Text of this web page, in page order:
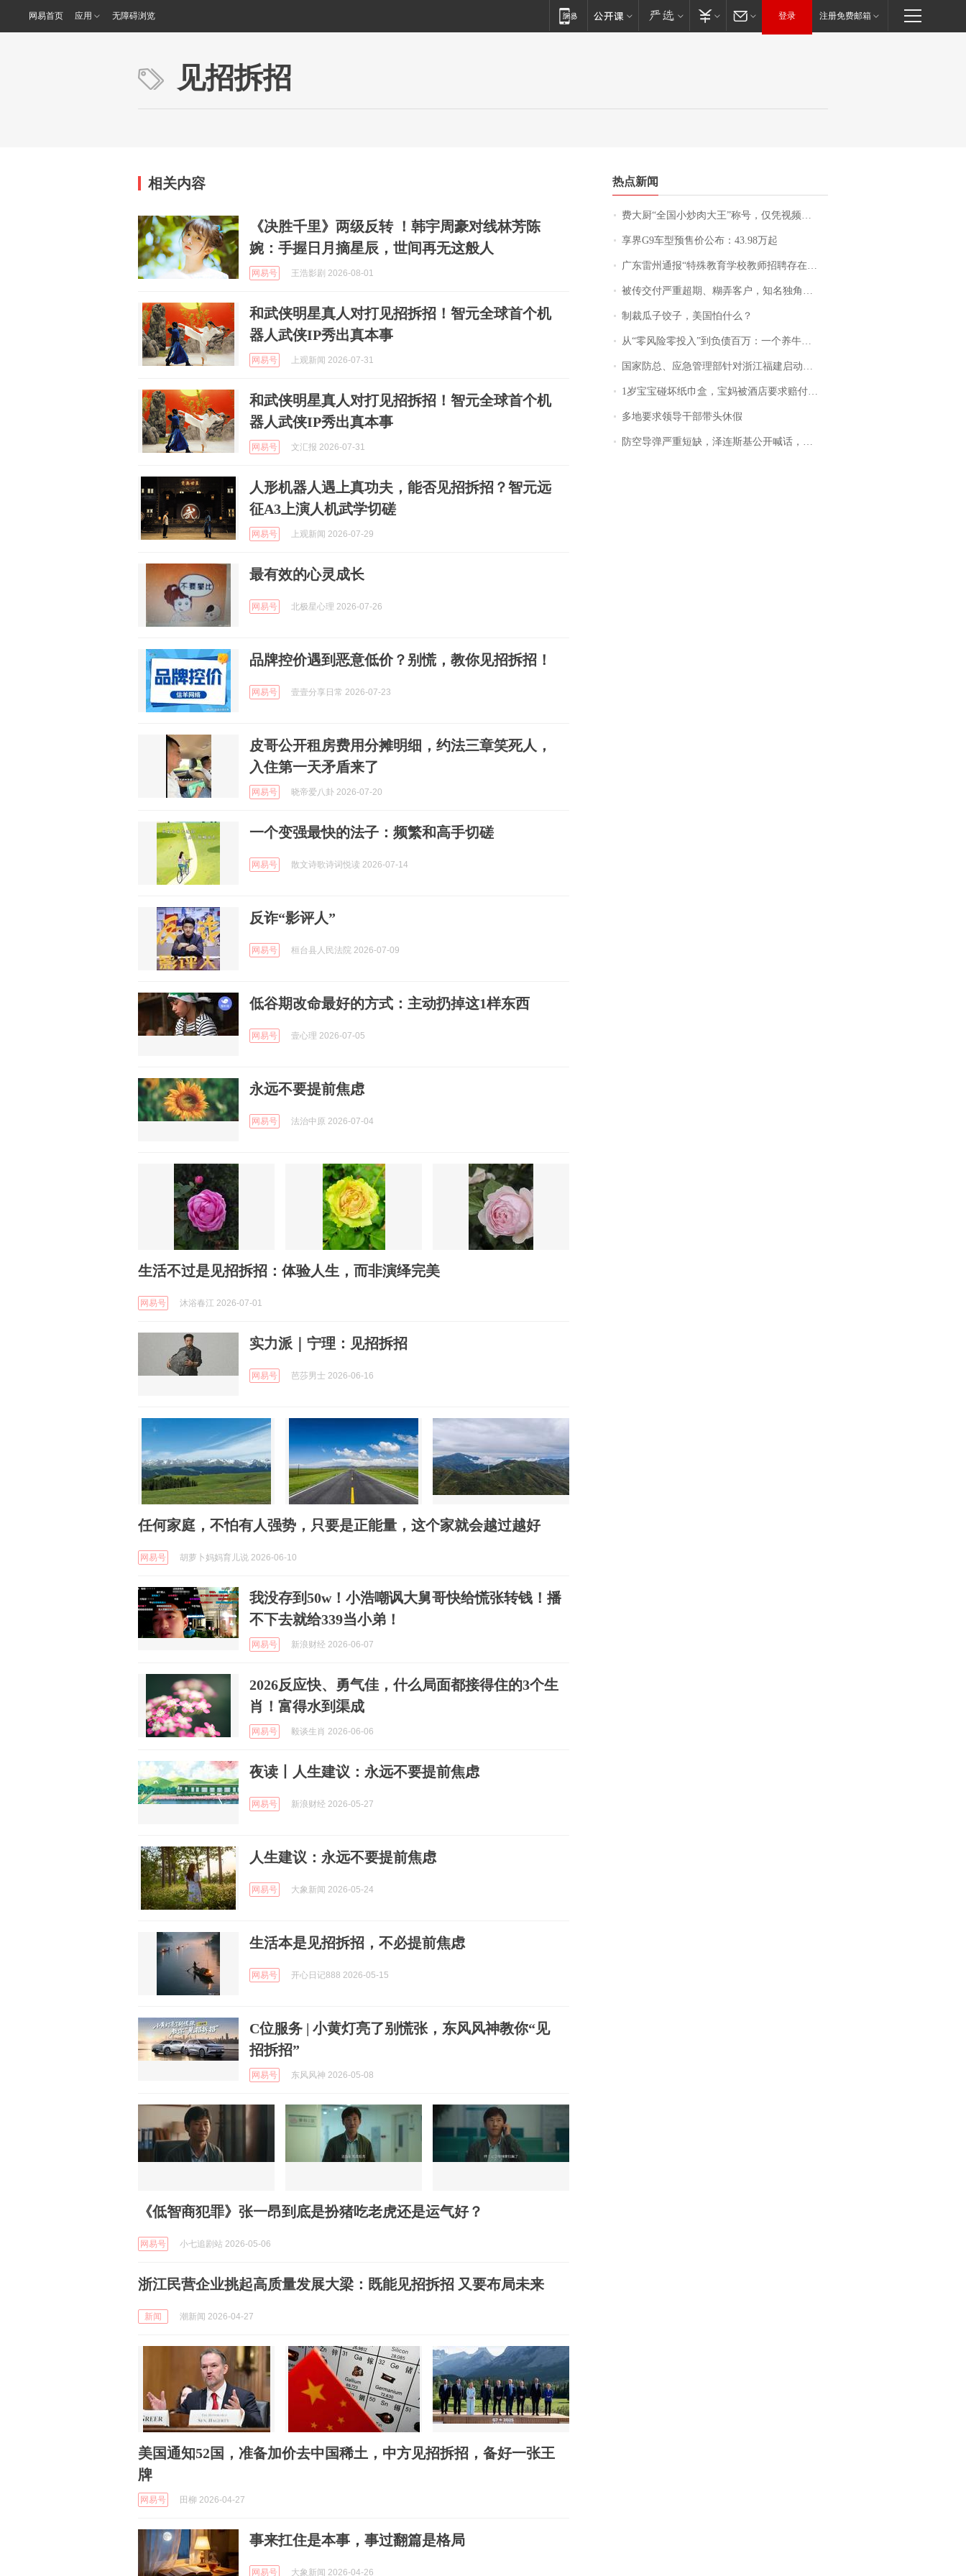
网易首页 应用 无障碍浏览 登录 注册免费邮箱
见招拆招
相关内容
《决胜千里》两级反转 ！韩宇周豪对线林芳陈
婉：手握日月摘星辰，世间再无这般人
网易号 王浩影剧 2026-08-01
和武侠明星真人对打见招拆招！智元全球首个机
器人武侠IP秀出真本事
网易号 上观新闻 2026-07-31
和武侠明星真人对打见招拆招！智元全球首个机
器人武侠IP秀出真本事
网易号 文汇报 2026-07-31
人形机器人遇上真功夫，能否见招拆招？智元远
征A3上演人机武学切磋
网易号 上观新闻 2026-07-29
最有效的心灵成长
网易号 北极星心理 2026-07-26
品牌控价遇到恶意低价？别慌，教你见招拆招！
网易号 壹壹分享日常 2026-07-23
皮哥公开租房费用分摊明细，约法三章笑死人，
入住第一天矛盾来了
网易号 晓帝爱八卦 2026-07-20
一个变强最快的法子：频繁和高手切磋
网易号 散文诗歌诗词悦读 2026-07-14
反诈“影评人”
网易号 桓台县人民法院 2026-07-09
低谷期改命最好的方式：主动扔掉这1样东西
网易号 壹心理 2026-07-05
永远不要提前焦虑
网易号 法治中原 2026-07-04
生活不过是见招拆招：体验人生，而非演绎完美
网易号 沐浴春江 2026-07-01
实力派｜宁理：见招拆招
网易号 芭莎男士 2026-06-16
任何家庭，不怕有人强势，只要是正能量，这个家就会越过越好
网易号 胡萝卜妈妈育儿说 2026-06-10
我没存到50w！小浩嘲讽大舅哥快给慌张转钱！播
不下去就给339当小弟！
网易号 新浪财经 2026-06-07
2026反应快、勇气佳，什么局面都接得住的3个生
肖！富得水到渠成
网易号 毅谈生肖 2026-06-06
夜读丨人生建议：永远不要提前焦虑
网易号 新浪财经 2026-05-27
人生建议：永远不要提前焦虑
网易号 大象新闻 2026-05-24
生活本是见招拆招，不必提前焦虑
网易号 开心日记888 2026-05-15
C位服务 | 小黄灯亮了别慌张，东风风神教你“见
招拆招”
网易号 东风风神 2026-05-08
《低智商犯罪》张一昂到底是扮猪吃老虎还是运气好？
网易号 小七追剧站 2026-05-06
浙江民营企业挑起高质量发展大梁：既能见招拆招 又要布局未来
新闻 潮新闻 2026-04-27
美国通知52国，准备加价去中国稀土，中方见招拆招，备好一张王
牌
网易号 田柳 2026-04-27
事来扛住是本事，事过翻篇是格局
网易号 大象新闻 2026-04-26
热点新闻
费大厨“全国小炒肉大王”称号，仅凭视频评出？中国烹饪协会回应
享界G9车型预售价公布：43.98万起
广东雷州通报“特殊教育学校教师招聘存在违规行为”：已启动问责程序 副校长被停职
被传交付严重超期、糊弄客户，知名独角兽车企创始人回应：都没证据，将依法采取措施，“本人长期与美国交管局保持沟通，对方表示肯定”
制裁瓜子饺子，美国怕什么？
从“零风险零投入”到负债百万：一个养牛项目崩盘后，谁该为农户的贷款买单丨红星调查
国家防总、应急管理部针对浙江福建启动防汛防台风四级应急响应
1岁宝宝碰坏纸巾盒，宝妈被酒店要求赔付924元！三亚一酒店回复：骨瓷定制！网友一查价格，吵翻了
多地要求领导干部带头休假
防空导弹严重短缺，泽连斯基公开喊话，乌克兰失去导弹拦截能力？